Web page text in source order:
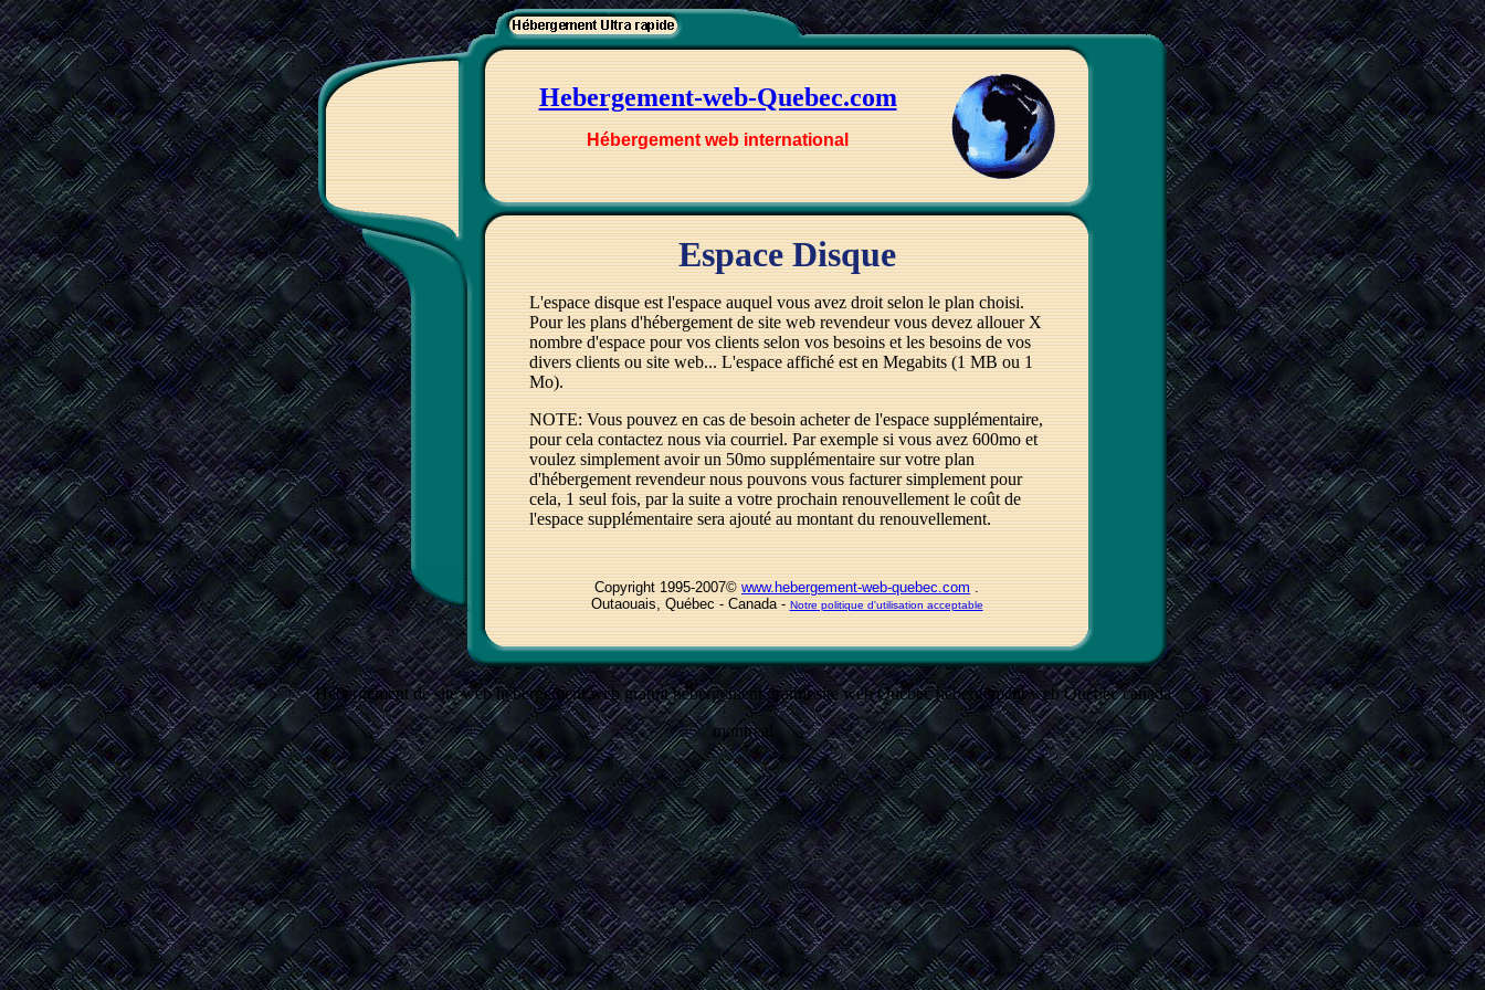
Hebergement-web-Quebec.com
Hébergement web international
Espace Disque
L'espace disque est l'espace auquel vous avez droit selon le plan choisi.
Pour les plans d'hébergement de site web revendeur vous devez allouer X
nombre d'espace pour vos clients selon vos besoins et les besoins de vos
divers clients ou site web... L'espace affiché est en Megabits (1 MB ou 1
Mo).
NOTE: Vous pouvez en cas de besoin acheter de l'espace supplémentaire,
pour cela contactez nous via courriel. Par exemple si vous avez 600mo et
voulez simplement avoir un 50mo supplémentaire sur votre plan
d'hébergement revendeur nous pouvons vous facturer simplement pour
cela, 1 seul fois, par la suite a votre prochain renouvellement le coût de
l'espace supplémentaire sera ajouté au montant du renouvellement.
Copyright 1995-2007©www.hebergement-web-quebec.com.
Outaouais, Québec - Canada -Notre politique d'utilisation acceptable
Hébergement de site web hébergement web gratuit hébergement gratuit site web Québec hébergement web Québec canada
montreal